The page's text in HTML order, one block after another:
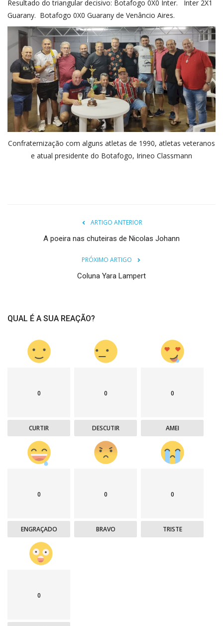
Resultado do triangular decisivo: Botafogo 0X0 Inter. Inter 2X1
Guarany. Botafogo 0X0 Guarany de Venâncio Aires.
Confraternização com alguns atletas de 1990, atletas veteranos
e atual presidente do Botafogo, Irineo Classmann
ARTIGO ANTERIOR
A poeira nas chuteiras de Nicolas Johann
PRÓXIMO ARTIGO
Coluna Yara Lampert
QUAL É A SUA REAÇÃO?
0
CURTIR
0
DESCUTIR
0
AMEI
0
ENGRAÇADO
0
BRAVO
0
TRISTE
0